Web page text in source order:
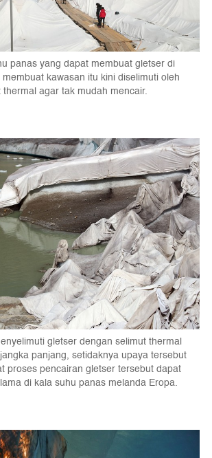
panas yang dapat membuat gletser di
kawasan itu kini diselimuti oleh
thermal agar tak mudah mencair.
gletser dengan selimut thermal
panjang, setidaknya upaya tersebut
proses pencairan gletser tersebut dapat
di kala suhu panas melanda Eropa.